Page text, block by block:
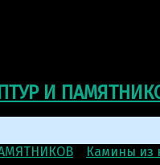
И
Камины из